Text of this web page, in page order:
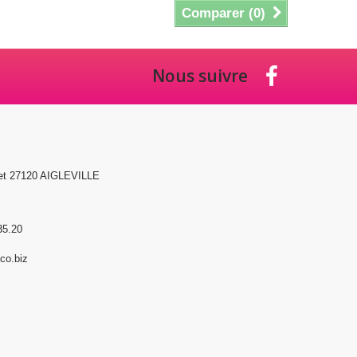
Comparer (0)
Nous suivre
27120 AIGLEVILLE